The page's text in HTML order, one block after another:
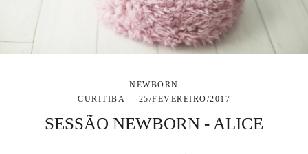
NEWBORN
CURITIBA
25/FEVEREIRO/2017
SESSÃO NEWBORN - ALICE